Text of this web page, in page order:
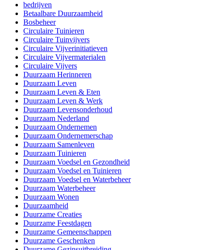
bedrijven
Betaalbare Duurzaamheid
Bosbeheer
Circulaire Tuinieren
Circulaire Tuinvijvers
Circulaire Vijverinitiatieven
Circulaire Vijvermaterialen
Circulaire Vijvers
Duurzaam Herinneren
Duurzaam Leven
Duurzaam Leven & Eten
Duurzaam Leven & Werk
Duurzaam Levensonderhoud
Duurzaam Nederland
Duurzaam Ondernemen
Duurzaam Ondernemerschap
Duurzaam Samenleven
Duurzaam Tuinieren
Duurzaam Voedsel en Gezondheid
Duurzaam Voedsel en Tuinieren
Duurzaam Voedsel en Waterbeheer
Duurzaam Waterbeheer
Duurzaam Wonen
Duurzaamheid
Duurzame Creaties
Duurzame Feestdagen
Duurzame Gemeenschappen
Duurzame Geschenken